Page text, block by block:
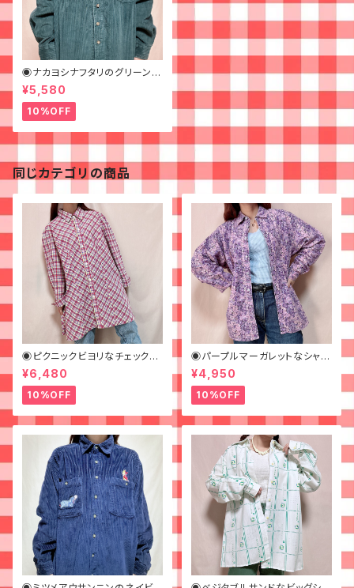
◉ナカヨシナフタリのグリーンコ
ーデュロイシャツ◉古着
¥5,580
10%OFF
同じカテゴリの商品
◉ピクニックビヨリなチェックシ
ャツワンピ◉ 古着 赤 青 黄
¥6,480
10%OFF
◉パープルマーガレットなシャツ
◉ 古着 花柄 紫
¥4,950
10%OFF